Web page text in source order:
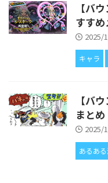
【バ
すす
2025/
キャラ
【バ
まと
2025/
あるあ